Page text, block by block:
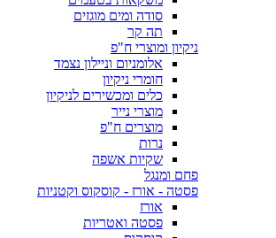
סודה ומים מוגזים
תה קר
ניקיון ומוצרי ח"פ
אלומניום וניילון נצמד
חומרי ניקיון
כלים ומכשירים לניקיון
מוצרי נייר
מוצרים ח"פ
נרות
שקיות אשפה
פחם ומנגל
פסטה - אורז - קוסקוס וקטניות
אורז
פסטה ואטריות